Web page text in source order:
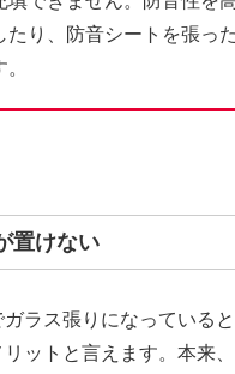
たり、防音シートを張っ
置けない
ラス張りになっている
ットと言えます。本来